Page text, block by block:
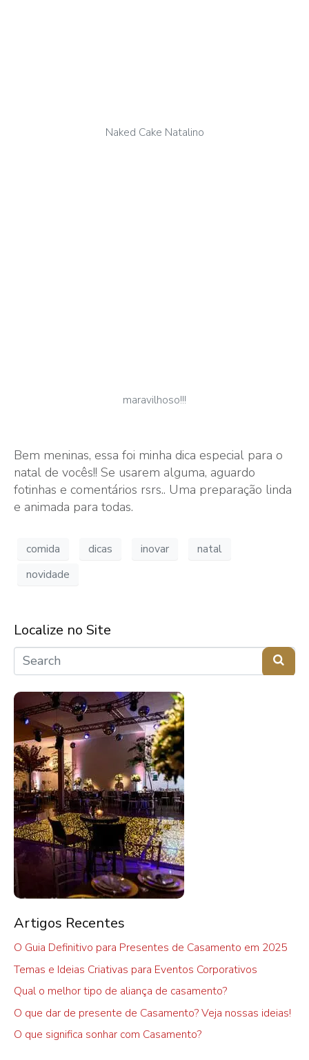
Naked Cake Natalino
maravilhoso!!!
Bem meninas, essa foi minha dica especial para o
natal de vocês!! Se usarem alguma, aguardo
fotinhas e comentários rsrs.. Uma preparação linda
e animada para todas.
comida dicas inovar
natal
novidade
Localize no Site
Artigos Recentes
O Guia Definitivo para Presentes de Casamento em 2025
Temas e Ideias Criativas para Eventos Corporativos
Qual o melhor tipo de aliança de casamento?
O que dar de presente de Casamento? Veja nossas ideias!
O que significa sonhar com Casamento?